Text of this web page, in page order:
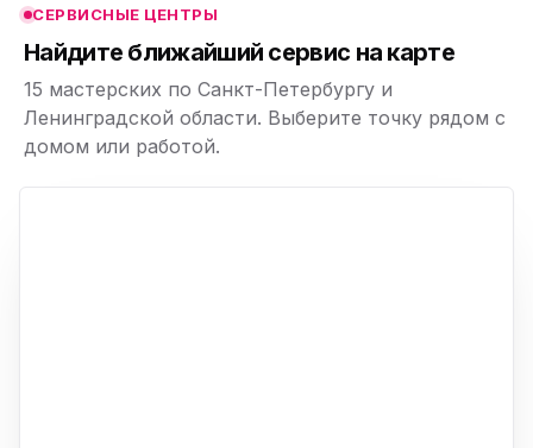
СЕРВИСНЫЕ ЦЕНТРЫ
Найдите ближайший сервис на карте
15 мастерских по Санкт-Петербургу и
Ленинградской области. Выберите точку рядом с
домом или работой.
ю